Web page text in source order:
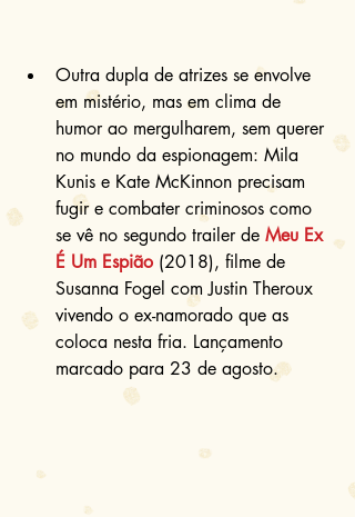
Outra dupla de atrizes se envolve
em mistério, mas em clima de
humor ao mergulharem, sem querer
no mundo da espionagem: Mila
Kunis e Kate McKinnon precisam
fugir e combater criminosos como
se vê no segundo trailer de Meu Ex
É Um Espião (2018), filme de
Susanna Fogel com Justin Theroux
vivendo o ex-namorado que as
coloca nesta fria. Lançamento
marcado para 23 de agosto.